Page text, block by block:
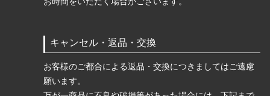
キャンセル・返品・交換
お客様のご都合による返品・交換につきましてはご遠慮
願います。